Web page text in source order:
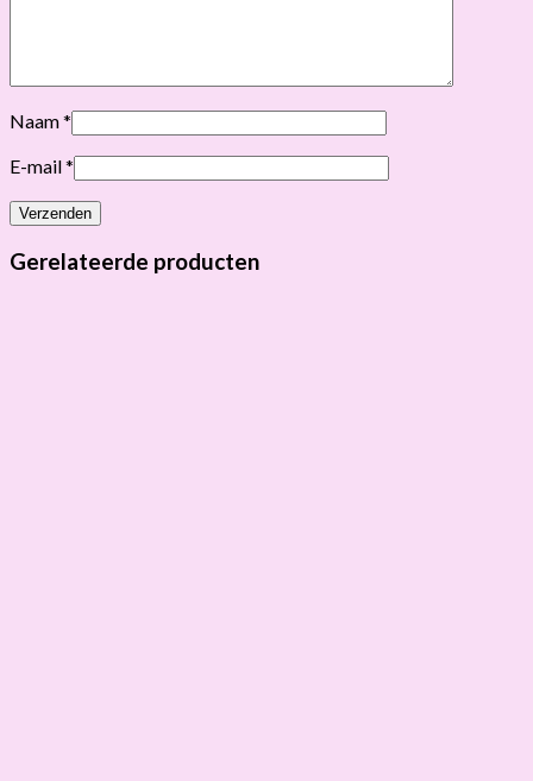
Naam*
E-mail*
Gerelateerde producten